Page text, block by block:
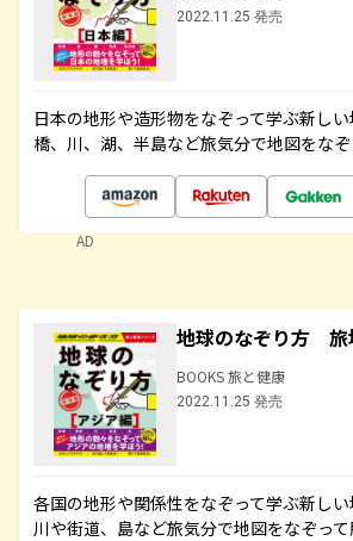
2022.11.25 発売
日本の地形や造形物をなぞって学ぶ新し
橋、川、湖、半島など旅気分で地図をなぞ
AD
地球のなぞり方
BOOKS 旅と健康
2022.11.25 発売
各国の地形や関係性をなぞって学ぶ新しい
川や街道、島など旅気分で地図をなぞって